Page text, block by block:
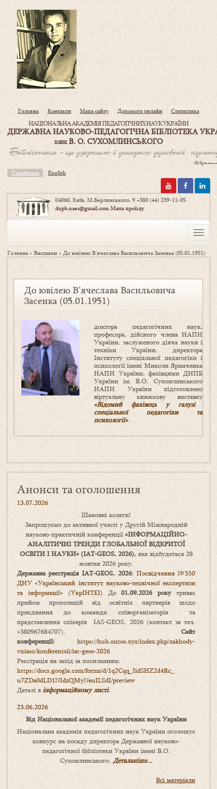
Головна Контакти Мапа сайту Допомога онлайн Статистика
НАЦІОНАЛЬНА АКАДЕМІЯ ПЕДАГОГІЧНИХ НАУК УКРАЇНИ
ДЕРЖАВНА НАУКОВО-ПЕДАГОГІЧНА БІБЛІОТЕКА
ІМЕНІВ. О. СУХОМЛИНСЬКОГО
Українська English
04060, Київ, М.Берлинського, 9+380 (44) 239-11-05
dnpb.naes@gmail.comМапа проїзду
Toggle
Головна >Виставки >До ювілею В’ячеслава Васильовича Засенка (05.01.1951)
До ювілею В’ячеслава Васильовича
Засенка (05.01.1951)
доктора педагогічних наук,
професора, дійсного члена НАПН
України, заслуженого діяча науки і
техніки України, директора
Інституту спеціальної педагогіки і
психології імені Миколи Ярмаченка
НАПН України, фахівцями ДНПБ
України ім. В.О. Сухомлинського
НАПН України підготовлено
віртуальну книжкову виставку
«Відомий фахівець у галузі
спеціальної педагогіки та
психології».
Анонси та оголошення
13.07.2026
Шановні колеги!
Запрошуємо до активної участі у Другій Міжнародній
науково-практичній конференції «ІНФОРМАЦІЙНО-
АНАЛІТИЧНІ ТРЕНДИ ГЛОБАЛЬНОЇ ВІДКРИТОЇ
ОСВІТИ І НАУКИ» (IAT-GEOS, 2026),яка відбудеться 28
жовтня 2026 року.
Державна реєстрація IAT-GEOS, 2026: Посвідчення №550
ДНУ «Український інститут науково-технічної експертизи
та інформації» (УкрІНТЕІ) До01.09.2026 рокутриває
прийом пропозицій від освітніх партнерів щодо
приєднання до команди співорганізаторів та
представлення спікерів IAS-GEOS, 2026 (контакт за тел.
+380967684707). Сайт
конференції: https://hub.ontos.xyz/index.php/zakhody-
vniaso/konferentsii/iat-geos-2026
Реєстрація на захід за посиланням:
https://docs.google.com/forms/d/1q2Cqq_IidSHZ2d4Rc_
u7ZDa0dLD1NIdzQMyNeuILSdI/preview
Деталі в інформаційному листі.
23.06.2026
Від Національної академії педагогічних наук України
Національна академія педагогічних наук України оголошує
конкурс на посаду директора Державної науково-
педагогічної бібліотеки України імені В.О.
Сухомлинського. Детальніше...
Всі матеріали